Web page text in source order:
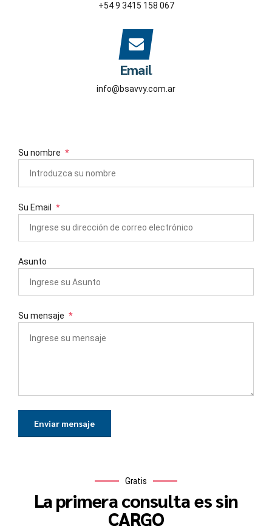
+54 9 3415 158 067
Email
info@bsavvy.com.ar
Su nombre
Su Email
Asunto
Su mensaje
Gratis
La primera consulta es sin
CARGO